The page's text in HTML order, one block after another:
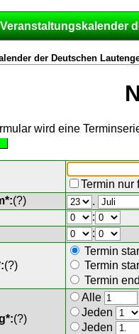
der Deutschen
wird eine
Termin nur
(?)
.
:
:
(?)
Termin
Termin
Termin
(?)
Alle
Jeden
Jeden